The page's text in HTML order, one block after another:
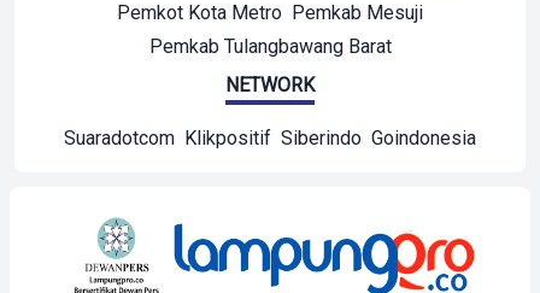
Pemkot Kota Metro Pemkab Mesuji
Pemkab Tulangbawang Barat
NETWORK
Suaradotcom Klikpositif Siberindo Goindonesia